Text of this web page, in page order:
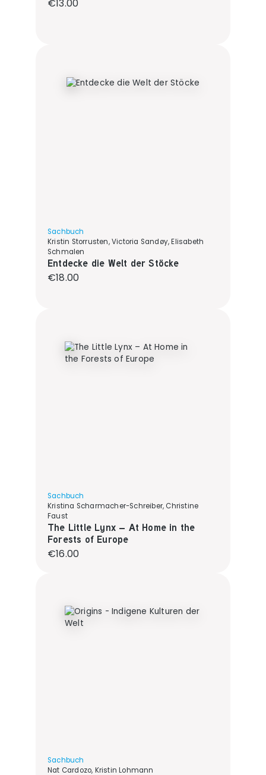
€13.00
Sachbuch
Kristin Storrusten, Victoria Sandøy, Elisabeth
Schmalen
Entdecke die Welt der Stöcke
Regular price:
€18.00
Sachbuch
Kristina Scharmacher-Schreiber, Christine
Faust
The Little Lynx – At Home in the
Forests of Europe
Regular price:
€16.00
Sachbuch
Nat Cardozo, Kristin Lohmann